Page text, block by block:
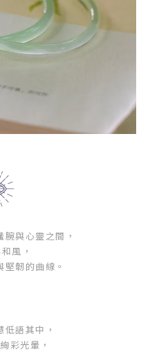
與心靈之間，
風，
韌的曲線。
低語其中，
彩光暈，